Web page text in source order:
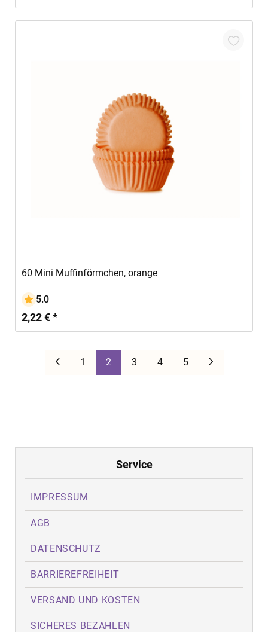
60 Mini Muffinförmchen, orange
5.0
2,22 € *
Zurück
1 2 3 4 5 Weiter
Service
IMPRESSUM
AGB
DATENSCHUTZ
BARRIEREFREIHEIT
VERSAND UND KOSTEN
SICHERES BEZAHLEN